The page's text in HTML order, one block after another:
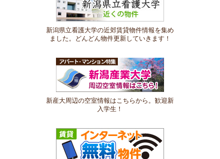
新潟県立看護大学の近郊賃貸物件情報を集め
ました。どんどん物件更新していきます！
新産大周辺の空室情報はこちらから。歓迎新
入学生！